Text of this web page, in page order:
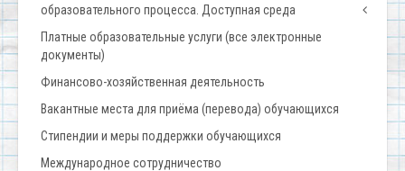
образовательного процесса. Доступная среда
Платные образовательные услуги (все электронные
документы)
Финансово-хозяйственная деятельность
Вакантные места для приёма (перевода) обучающихся
Стипендии и меры поддержки обучающихся
Международное сотрудничество